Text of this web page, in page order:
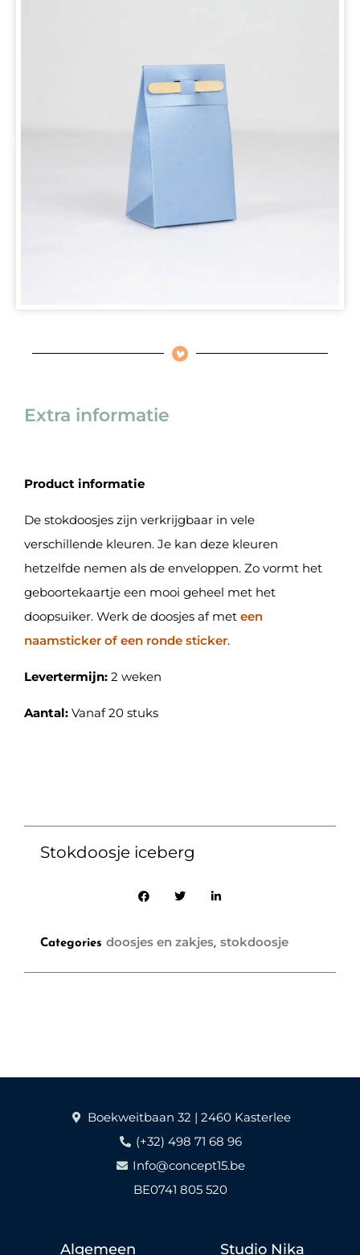
Extra informatie
Product informatie
De stokdoosjes zijn verkrijgbaar in vele
verschillende kleuren. Je kan deze kleuren
hetzelfde nemen als de enveloppen. Zo vormt het
geboortekaartje een mooi geheel met het
doopsuiker. Werk de doosjes af met een
naamsticker of een ronde sticker.
Levertermijn: 2 weken
Aantal: Vanaf 20 stuks
Stokdoosje iceberg
Categories doosjes en zakjes, stokdoosje
Boekweitbaan 32 | 2460 Kasterlee
(+32) 498 71 68 96
Info@concept15.be
BE0741 805 520
Algemeen Studio Nika